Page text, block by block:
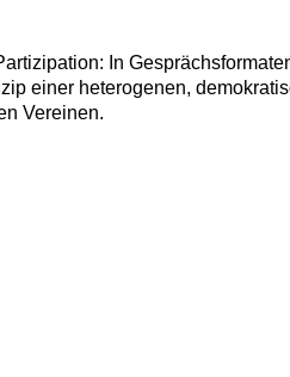
In
einer heterogenen,
Vereinen.